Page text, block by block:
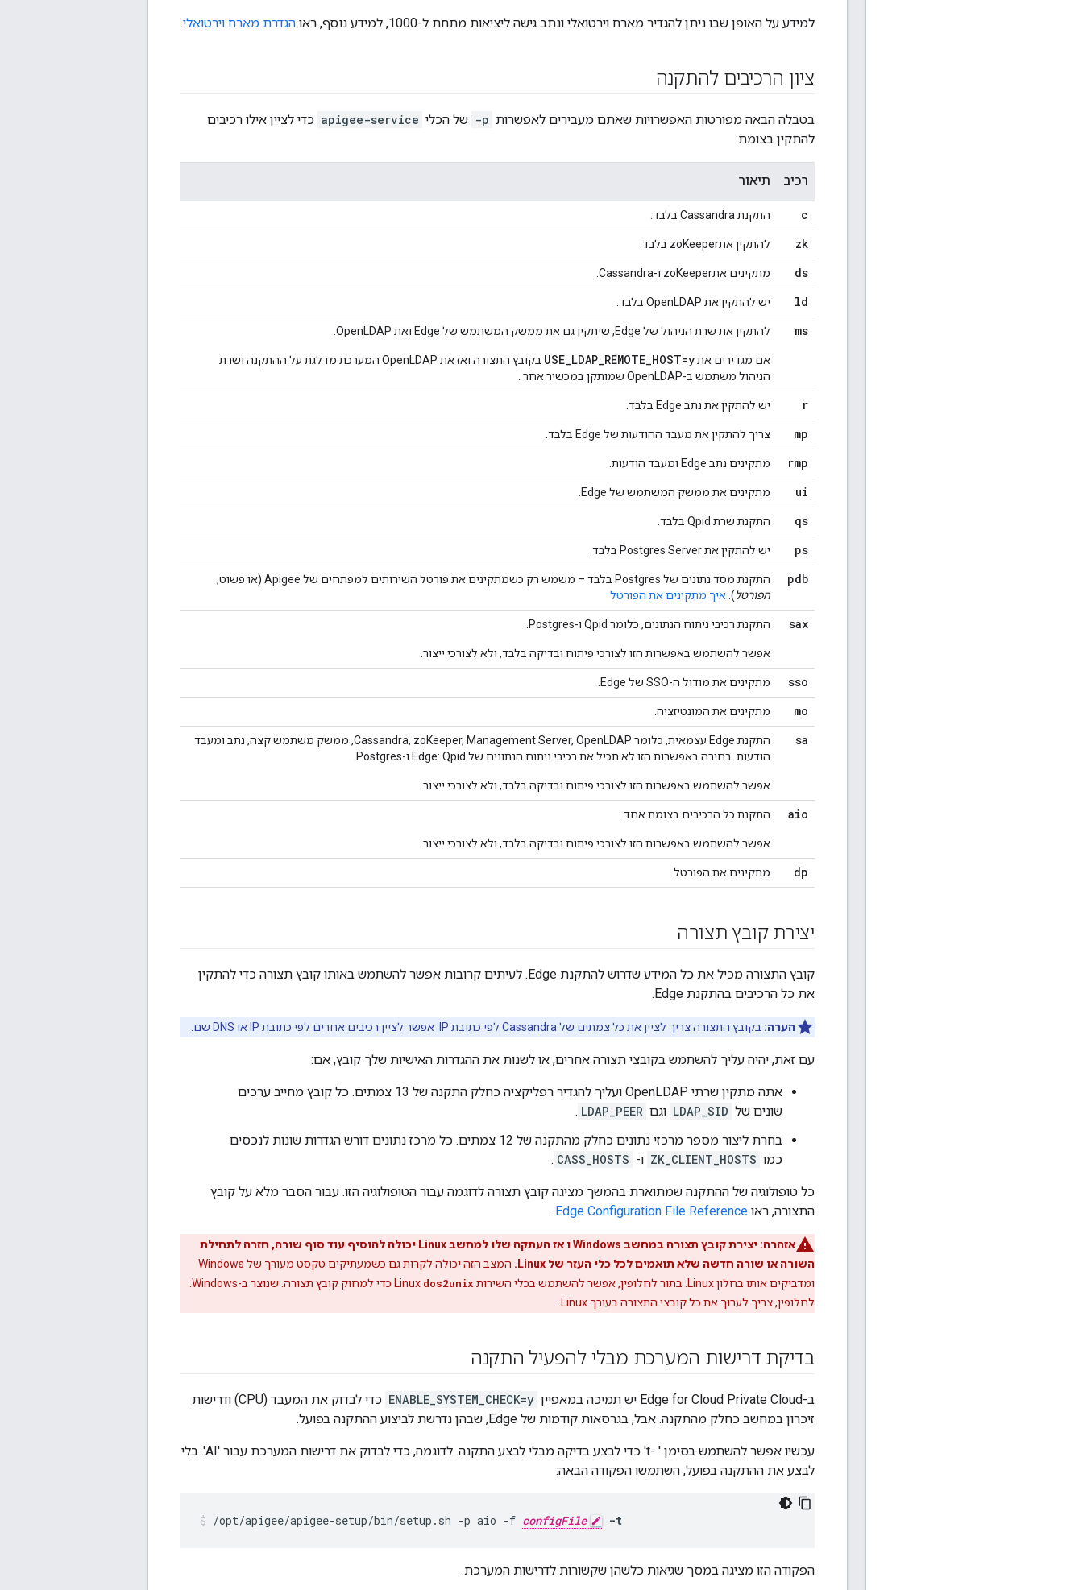
למידע על האופן שבו ניתן להגדיר מארח וירטואלי ונתב גישה ליציאות מתחת ל-1000, למידע נוסף, ראו הגדרת מארח וירטואלי.
ציון הרכיבים להתקנה
בטבלה הבאה מפורטות האפשרויות שאתם מעבירים לאפשרות -p של הכלי apigee-service כדי לציין אילו רכיבים
להתקין בצומת:
רכיב תיאור
c התקנת Cassandra בלבד.
zk להתקין אתzoKeeper בלבד.
ds מתקינים אתzoKeeper ו-Cassandra.
ld יש להתקין את OpenLDAP בלבד.
ms להתקין את שרת הניהול של Edge, שיתקין גם את ממשק המשתמש של Edge ואת OpenLDAP.
אם מגדירים אתUSE_LDAP_REMOTE_HOST=y
בקובץ התצורה ואז את OpenLDAP המערכת מדלגת על ההתקנה ושרת
הניהול משתמש ב-OpenLDAP שמותקן במכשיר אחר .
r יש להתקין את נתב Edge בלבד.
mp צריך להתקין את מעבד ההודעות של Edge בלבד.
rmp מתקינים נתב Edge ומעבד הודעות.
ui מתקינים את ממשק המשתמש של Edge.
qs התקנת שרת Qpid בלבד.
ps יש להתקין את Postgres Server בלבד.
pdb
התקנת מסד נתונים של Postgres בלבד – משמש רק כשמתקינים את פורטל השירותים למפתחים של Apigee (או פשוט,
הפורטל). איך מתקינים את הפורטל
sax התקנת רכיבי ניתוח הנתונים, כלומר Qpid ו-Postgres.
אפשר להשתמש באפשרות הזו לצורכי פיתוח ובדיקה בלבד, ולא לצורכי ייצור.
sso מתקינים את מודול ה-SSO של Edge.
mo מתקינים את המונטיזציה.
sa
התקנת Edge עצמאית, כלומר Cassandra, zoKeeper, Management Server, OpenLDAP, ממשק משתמש קצה, נתב ומעבד
הודעות. בחירה באפשרות הזו לא תכיל את רכיבי ניתוח הנתונים של Edge: Qpid ו-Postgres.
אפשר להשתמש באפשרות הזו לצורכי פיתוח ובדיקה בלבד, ולא לצורכי ייצור.
aio התקנת כל הרכיבים בצומת אחד.
אפשר להשתמש באפשרות הזו לצורכי פיתוח ובדיקה בלבד, ולא לצורכי ייצור.
dp מתקינים את הפורטל.
יצירת קובץ תצורה
קובץ התצורה מכיל את כל המידע שדרוש להתקנת Edge. לעיתים קרובות אפשר להשתמש באותו קובץ תצורה כדי להתקין
את כל הרכיבים בהתקנת Edge.
הערה: בקובץ התצורה צריך לציין את כל צמתים של Cassandra לפי כתובת IP. אפשר לציין רכיבים אחרים לפי כתובת IP או DNS שם.
עם זאת, יהיה עליך להשתמש בקובצי תצורה אחרים, או לשנות את ההגדרות האישיות שלך קובץ, אם:
אתה מתקין שרתי OpenLDAP ועליך להגדיר רפליקציה כחלק התקנה של 13 צמתים. כל קובץ מחייב ערכים
שונים של LDAP_SID וגם LDAP_PEER
.
בחרת ליצור מספר מרכזי נתונים כחלק מהתקנה של 12 צמתים. כל מרכז נתונים דורש הגדרות שונות לנכסים
כמו ZK_CLIENT_HOSTS ו- CASS_HOSTS
.
כל טופולוגיה של ההתקנה שמתוארת בהמשך מציגה קובץ תצורה לדוגמה עבור הטופולוגיה הזו. עבור הסבר מלא על קובץ
התצורה, ראו Edge Configuration File Reference
.
אזהרה:
יצירת קובץ תצורה במחשב Windows ו אז העתקה שלו למחשב Linux יכולה להוסיף עוד סוף שורה, חזרה לתחילת
השורה או שורה חדשה שלא תואמים לכל כלי העזר של Linux.
המצב הזה יכולה לקרות גם כשמעתיקים טקסט מעורך של Windows
ומדביקים אותו בחלון Linux. בתור לחלופין, אפשר להשתמש בכלי השירות
dos2unix
לחלופין, צריך לערוך את כל קובצי התצורה בעורך Linux.
בדיקת דרישות המערכת מבלי להפעיל התקנה
ב-Edge for Cloud Private Cloud יש תמיכה במאפיין ENABLE_SYSTEM_CHECK=y
כדי לבדוק את המעבד (CPU) ודרישות
זיכרון במחשב כחלק מהתקנה. אבל, בגרסאות קודמות של Edge, שבהן נדרשת לביצוע ההתקנה בפועל.
עכשיו אפשר להשתמש בסימן ' -t' כדי לבצע בדיקה מבלי לבצע התקנה. לדוגמה, כדי לבדוק את דרישות המערכת עבור 'AI'. בלי
לבצע את ההתקנה בפועל, השתמשו הפקודה הבאה:
/opt/apigee/apigee-setup/bin/setup.sh -p aio -f configFile -t
הפקודה הזו מציגה במסך שגיאות כלשהן שקשורות לדרישות המערכת.